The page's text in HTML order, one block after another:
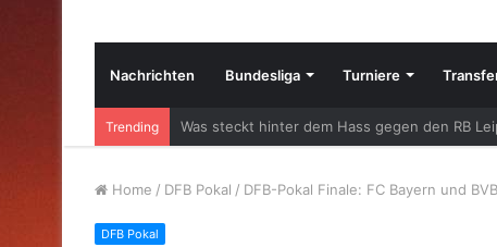
Nachrichten Bundesliga Turniere
Trending Was steckt hinter dem Hass gegen den RB
Home / DFB Pokal / DFB-Pokal Finale: FC Bayern und
DFB Pokal